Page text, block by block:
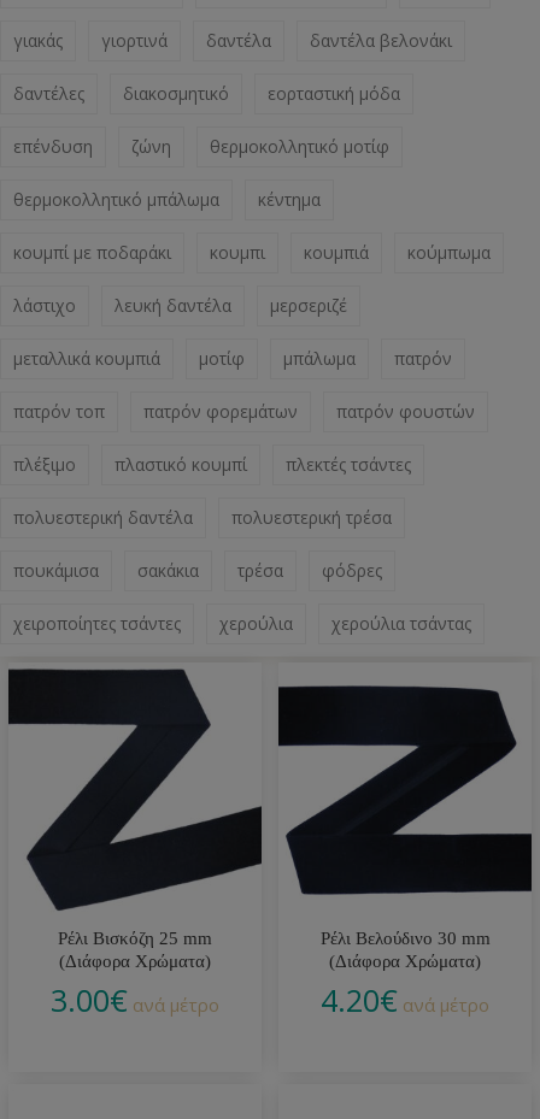
γιακάς γιορτινά δαντέλα δαντέλα βελονάκι
δαντέλες διακοσμητικό εορταστική μόδα
επένδυση ζώνη θερμοκολλητικό μοτίφ
θερμοκολλητικό μπάλωμα κέντημα
κουμπί με ποδαράκι κουμπι κουμπιά κούμπωμα
λάστιχο λευκή δαντέλα μερσεριζέ
μεταλλικά κουμπιά μοτίφ μπάλωμα πατρόν
πατρόν τοπ πατρόν φορεμάτων πατρόν φουστών
πλέξιμο πλαστικό κουμπί πλεκτές τσάντες
πολυεστερική δαντέλα πολυεστερική τρέσα
πουκάμισα σακάκια τρέσα φόδρες
χειροποίητες τσάντες χερούλια χερούλια τσάντας
Ρέλι Βισκόζη 25 mm
(Διάφορα Χρώματα)
3.00€ ανά μέτρο
Ρέλι Βελούδινο 30 mm
(Διάφορα Χρώματα)
4.20€ ανά μέτρο